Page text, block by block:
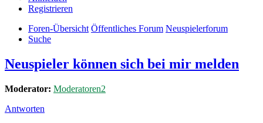
Registrieren
Foren-Übersicht Öffentliches Forum Neuspielerforum
Suche
Neuspieler können sich bei mir melden
Moderator: Moderatoren2
Antworten